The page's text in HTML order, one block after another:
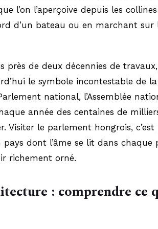
l’on l’aperçoive depuis les
d’un bateau ou en marchant sur
près de deux décennies de
le symbole incontestable de
national, l’Assemblée
année des centaines de
Visiter le parlement hongrois, c’est
pays dont l’âme se lit dans chaque
richement orné.
: comprendre ce